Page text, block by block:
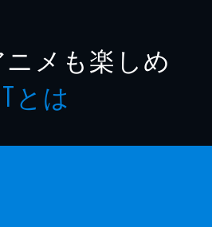
メも楽しめ
とは